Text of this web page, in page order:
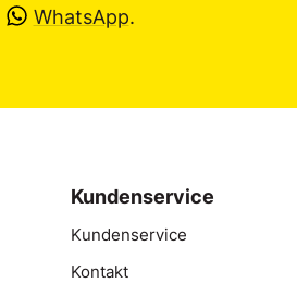
WhatsApp.
Kundenservice
Kundenservice
Kontakt